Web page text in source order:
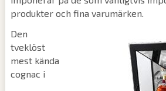
produkter och fina varumärken.
Den
tveklöst
mest kända
cognac i